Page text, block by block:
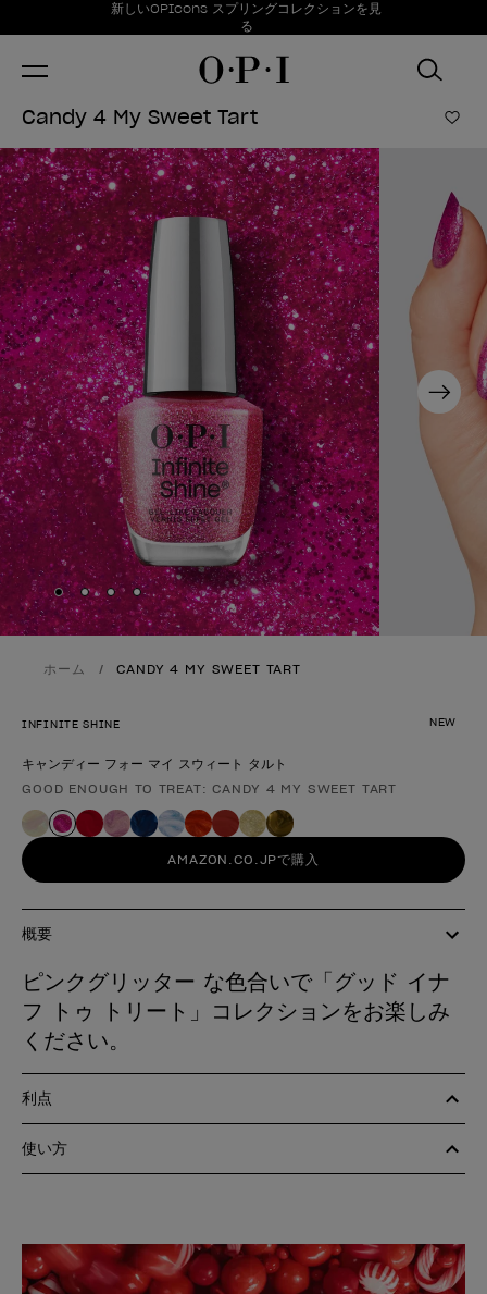
お得情報新しいOPIcons スプリングコレクションを見
る
Item 1 of 1
Candy 4 My Sweet Tart ほ
Next
Skip to slide1
Skip to slide2
Skip to slide3
Skip to slide4
ホーム CANDY 4 MY SWEET TART
NEW
INFINITE SHINE
キャンディー フォー マイ スウィート タルト
製品形態
GOOD ENOUGH TO TREAT: CANDY 4 MY SWEET TART
AMAZON.CO.JPで購入
概要
ピンクグリッター な色合いで「グッド イナ
フ トゥ トリート」コレクションをお楽しみ
ください。
利点
使い方